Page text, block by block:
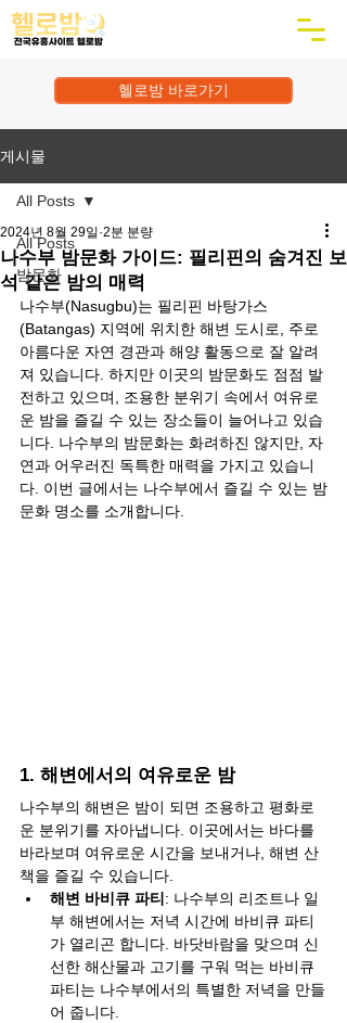
헬로밤 바로가기
게시물
All Posts
밤문화
All Posts
나수부 밤문화 가이드: 필리핀의 숨겨진 보
석 같은 밤의 매력
2024년 8월 29일 2분 분량
나수부(Nasugbu)는 필리핀 바탕가스
(Batangas) 지역에 위치한 해변 도시로, 주로
아름다운 자연 경관과 해양 활동으로 잘 알려
져 있습니다. 하지만 이곳의 밤문화도 점점 발
전하고 있으며, 조용한 분위기 속에서 여유로
운 밤을 즐길 수 있는 장소들이 늘어나고 있습
니다. 나수부의 밤문화는 화려하진 않지만, 자
연과 어우러진 독특한 매력을 가지고 있습니
다. 이번 글에서는 나수부에서 즐길 수 있는 밤
문화 명소를 소개합니다.
1. 해변에서의 여유로운 밤
나수부의 해변은 밤이 되면 조용하고 평화로
운 분위기를 자아냅니다. 이곳에서는 바다를
바라보며 여유로운 시간을 보내거나, 해변 산
책을 즐길 수 있습니다.
해변 바비큐 파티 : 나수부의 리조트나 일
부 해변에서는 저녁 시간에 바비큐 파티
가 열리곤 합니다. 바닷바람을 맞으며 신
선한 해산물과 고기를 구워 먹는 바비큐
파티는 나수부에서의 특별한 저녁을 만들
어 줍니다.